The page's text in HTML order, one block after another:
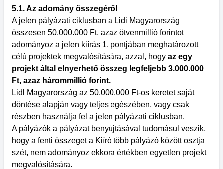
5.1. Az adomány összegéről
A jelen pályázati ciklusban a Lidi Magyarország
összesen 50.000.000 Ft, azaz ötvenmillió forintot
adományoz a jelen kiírás 1. pontjában meghatározott
célú projektek megvalósítására, azzal, hogy az egy
projekt által elnyerhető összeg legfeljebb 3.000.000
Ft, azaz hárommillió forint.
Lidl Magyarország az 50.000.000 Ft-os keretet saját
döntése alapján vagy teljes egészében, vagy csak
részben használja fel a jelen pályázati ciklusban.
A pályázók a pályázat benyújtásával tudomásul veszik,
hogy a fenti összeget a Kiíró több pályázó között osztja
szét, nem adományoz ekkora értékben egyetlen projekt
megvalósítására.